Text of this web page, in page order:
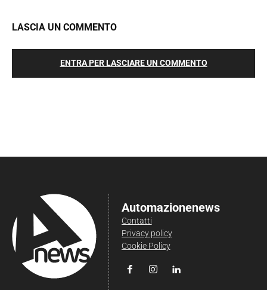
LASCIA UN COMMENTO
ENTRA PER LASCIARE UN COMMENTO
Automazionenews
Contatti
Privacy policy
Cookie Policy